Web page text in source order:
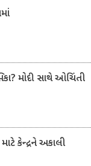
મોદી સાથે ઓચિંતી
કેન્દ્રને અકાલી